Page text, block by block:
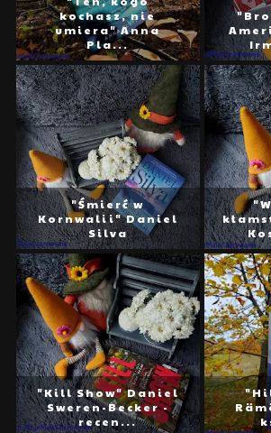
kochasz, nie
umiera" Anna
Pla...
"Śmierć w
Kornwalii" Daniel
Silva
"Kill Show" Daniel
Sweren-Becker -
recen...